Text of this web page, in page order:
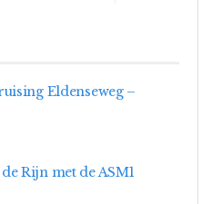
Eldenseweg –
Rijn met de ASM1